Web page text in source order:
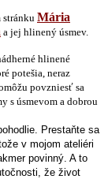
stránku Mária
a jej hlinený úsmev.
hlinené
potešia, neraz
povzniesť sa
s úsmevom a dobrou
Prestaňte sa
v mojom ateliéri
povinný. A to
že život